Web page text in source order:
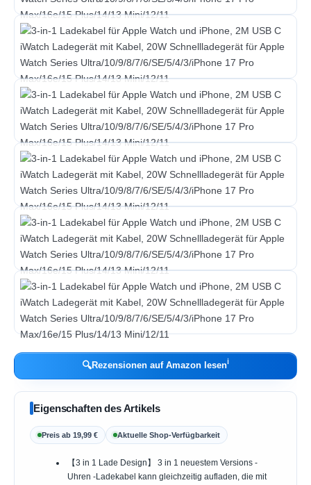
🔍Rezensionen auf Amazon lesenℹ︎
Eigenschaften des Artikels
Preis ab 19,99 € Aktuelle Shop-Verfügbarkeit
【3 in 1 Lade Design】 3 in 1 neuestem Versions -
Uhren -Ladekabel kann gleichzeitig aufladen, die mit